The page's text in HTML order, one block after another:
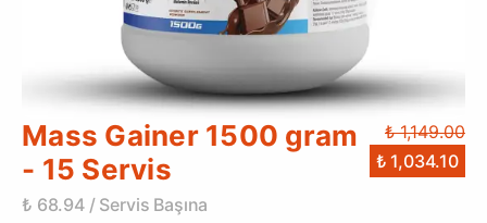
Mass Gainer 1500 gram
- 15 Servis
₺ 68.94 / Servis Başına
₺ 1,149.00
₺ 1,034.10